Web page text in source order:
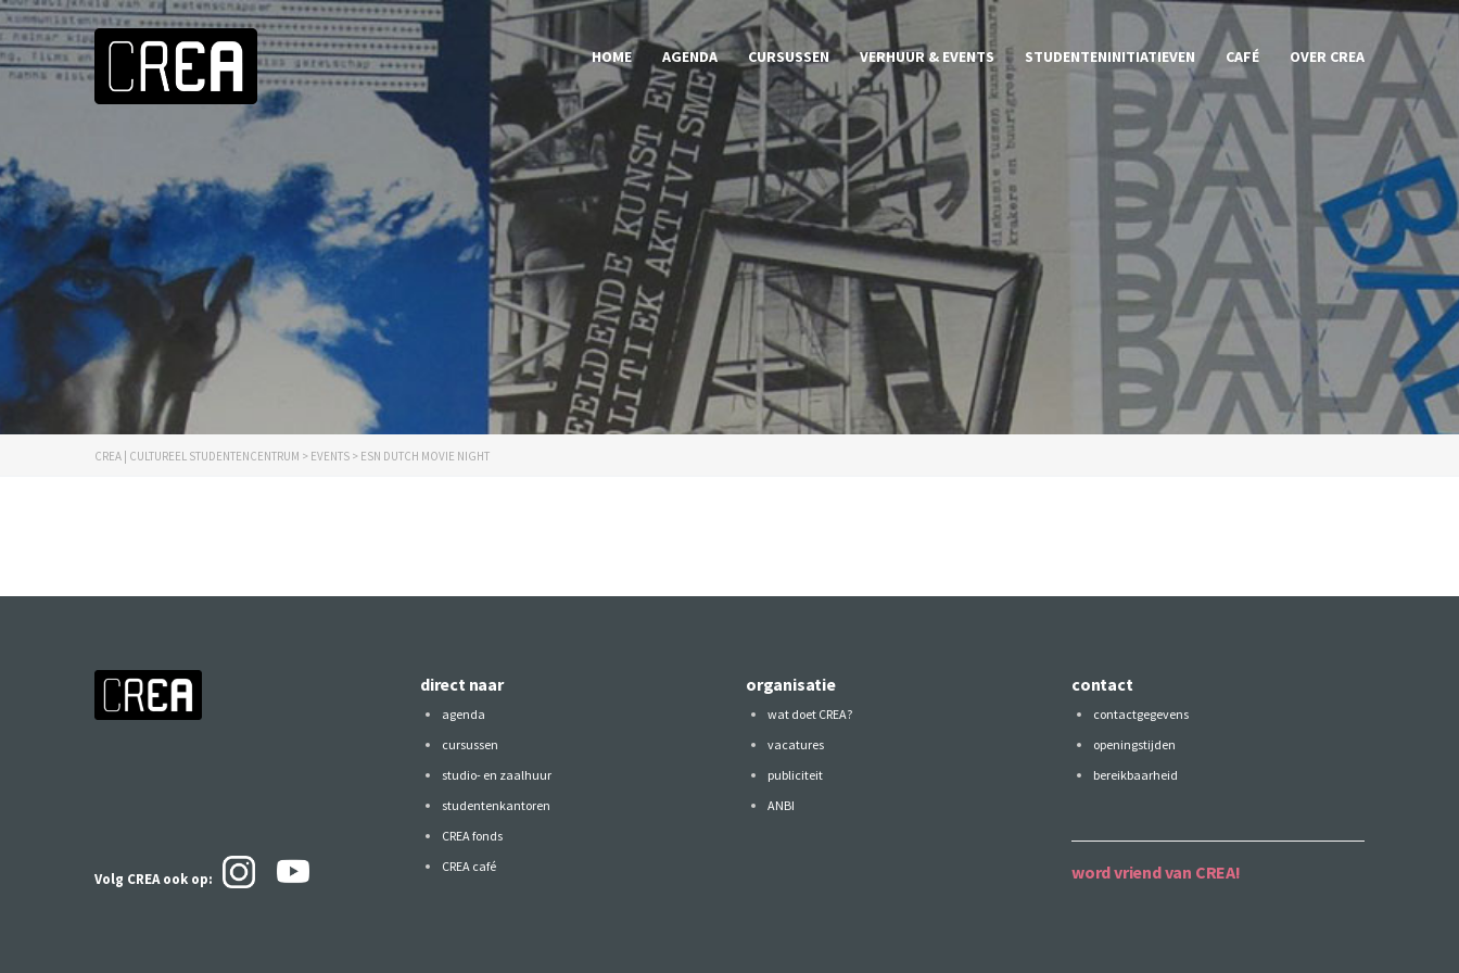
HOME AGENDA CURSUSSEN VERHUUR & EVENTS STUDENTENINITIATIEVEN CAFÉ OVER CREA
CREA | CULTUREEL STUDENTENCENTRUM > EVENTS > ESN DUTCH MOVIE NIGHT
Volg CREA ook op:
direct naar
agenda
cursussen
studio- en zaalhuur
studentenkantoren
CREA fonds
CREA café
organisatie
wat doet CREA?
vacatures
publiciteit
ANBI
contact
contactgegevens
openingstijden
bereikbaarheid
word vriend van CREA!